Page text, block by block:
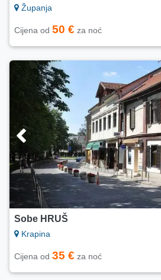
Županja
Cijena od 50 € za noć
Sobe HRUŠ
Krapina
Cijena od 35 € za noć